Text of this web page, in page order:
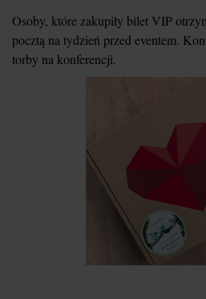
Osoby, które zakupiły bilet VIP
pocztą na tydzień przed eventem.
torby na konferencji.